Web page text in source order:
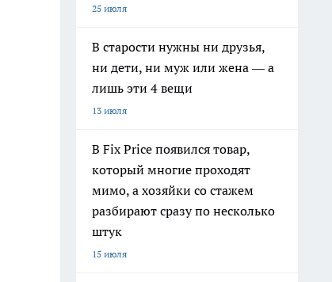
25 июля
В старости нужны ни друзья,
ни дети, ни муж или жена — а
лишь эти 4 вещи
13 июля
В Fix Price появился товар,
который многие проходят
мимо, а хозяйки со стажем
разбирают сразу по несколько
штук
15 июля